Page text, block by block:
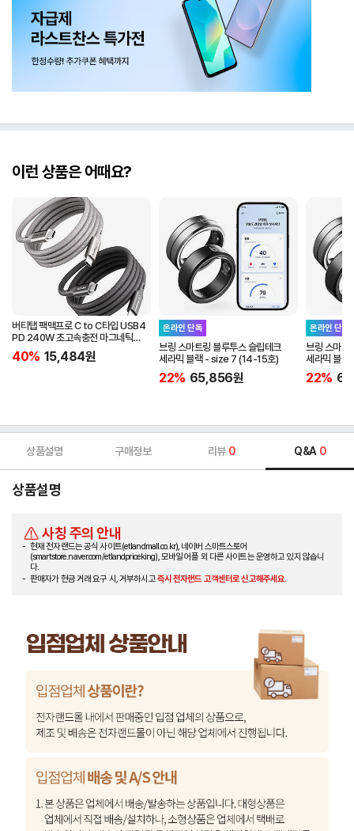
이런 상품은 어때요?
버티탭 팩맥프로 C to C타입 USB4
PD 240W 초고속충전 마그네틱
케이블 1m
40% 15,484원
온라인 단독
브링 스마트링 블루투스 슬립테크
세라믹 블랙 - size 7 (14-15호)
22% 65,856원
온라인 단독
브링 스마트
세라믹 블
22%
상품설명 구매정보 리뷰 0 Q&A 0
상품설명
사칭 주의 안내
현재 전자랜드는 공식 사이트(etlandmall.co.kr), 네이버 스마트스토어
(smartstore.naver.com/etlandpriceking), 모바일 어플 외 다른 사이트는 운영하고 있지 않습니
다.
판매자가 현금 거래 요구 시, 거부하시고즉시 전자랜드 고객센터로 신고해주세요.